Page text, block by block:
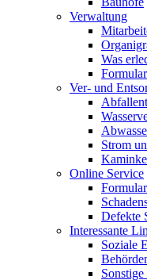
Verwaltung
Was
Ver- und
Strom
Online Service
Defekte
Interessante
Soziale